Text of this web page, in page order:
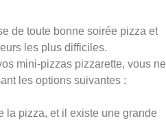
de toute bonne soirée pizza et
les plus difficiles.
mini-pizzas pizzarette, vous ne
les options suivantes :
la pizza, et il existe une grande